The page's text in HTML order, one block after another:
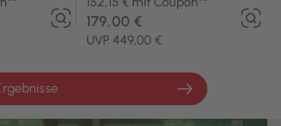
UVP 449,00 €
179,00 €